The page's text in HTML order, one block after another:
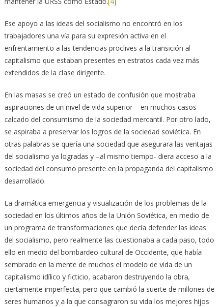
Ese apoyo a las ideas del socialismo no encontró en los
trabajadores una vía para su expresión activa en el
enfrentamiento a las tendencias proclives a la transición al
capitalismo que estaban presentes en estratos cada vez más
extendidos de la clase dirigente.
En las masas se creó un estado de confusión que mostraba
aspiraciones de un nivel de vida superior –en muchos casos-
calcado del consumismo de la sociedad mercantil. Por otro lado,
se aspiraba a preservar los logros de la sociedad soviética. En
otras palabras se quería una sociedad que asegurara las ventajas
del socialismo ya logradas y –al mismo tiempo- diera acceso a la
sociedad del consumo presente en la propaganda del capitalismo
desarrollado.
La dramática emergencia y visualización de los problemas de la
sociedad en los últimos años de la Unión Soviética, en medio de
un programa de transformaciones que decía defender las ideas
del socialismo, pero realmente las cuestionaba a cada paso, todo
ello en medio del bombardeo cultural de Occidente, que había
sembrado en la mente de muchos el modelo de vida de un
capitalismo idílico y ficticio, acabaron destruyendo la obra,
ciertamente imperfecta, pero que cambió la suerte de millones de
seres humanos y a la que consagraron su vida los mejores hijos